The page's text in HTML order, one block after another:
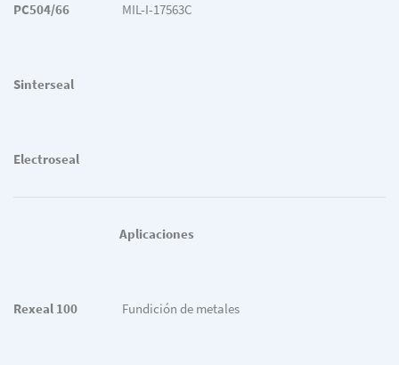
PC504/66 MIL-I-17563C
Sinterseal
Electroseal
Aplicaciones
Rexeal 100 Fundición de metales